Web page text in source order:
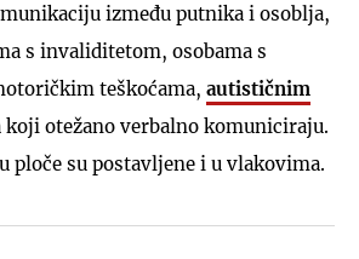
između putnika i osoblja,
s invaliditetom, osobama s
teškoćama, autističnim
koji otežano verbalno komuniciraju.
ploče su postavljene i u vlakovima.